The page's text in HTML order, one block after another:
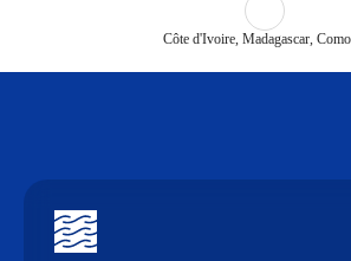
Côte d'Ivoire, Madagascar,